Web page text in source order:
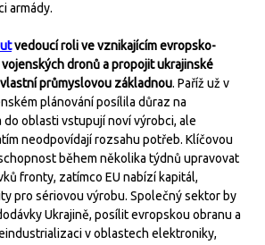
armády.
vedoucí roli ve vznikajícím evropsko-
dronů a propojit ukrajinské
průmyslovou základnou. Paříž už v
plánování posílila důraz na
oblasti vstupují noví výrobci, ale
neodpovídají rozsahu potřeb. Klíčovou
během několika týdnů upravovat
fronty, zatímco EU nabízí kapitál,
pro sériovou výrobu. Společný sektor by
Ukrajině, posílit evropskou obranu a
v oblastech elektroniky,